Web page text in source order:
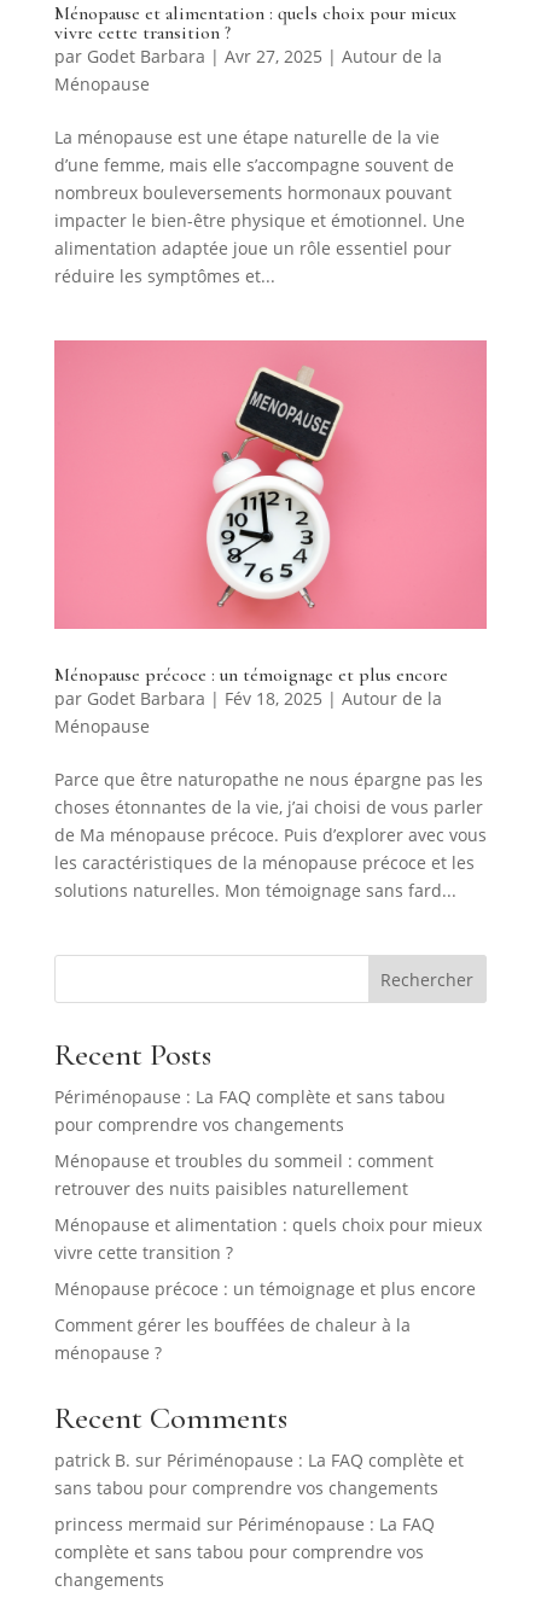
Ménopause et alimentation : quels choix pour mieux
vivre cette transition ?
par Godet Barbara | Avr 27, 2025 | Autour de la
Ménopause
La ménopause est une étape naturelle de la vie
d’une femme, mais elle s’accompagne souvent de
nombreux bouleversements hormonaux pouvant
impacter le bien-être physique et émotionnel. Une
alimentation adaptée joue un rôle essentiel pour
réduire les symptômes et...
Ménopause précoce : un témoignage et plus encore
par Godet Barbara | Fév 18, 2025 | Autour de la
Ménopause
Parce que être naturopathe ne nous épargne pas les
choses étonnantes de la vie, j’ai choisi de vous parler
de Ma ménopause précoce. Puis d’explorer avec vous
les caractéristiques de la ménopause précoce et les
solutions naturelles. Mon témoignage sans fard...
Rechercher
Recent Posts
Périménopause : La FAQ complète et sans tabou
pour comprendre vos changements
Ménopause et troubles du sommeil : comment
retrouver des nuits paisibles naturellement
Ménopause et alimentation : quels choix pour mieux
vivre cette transition ?
Ménopause précoce : un témoignage et plus encore
Comment gérer les bouffées de chaleur à la
ménopause ?
Recent Comments
patrick B. sur Périménopause : La FAQ complète et
sans tabou pour comprendre vos changements
princess mermaid sur Périménopause : La FAQ
complète et sans tabou pour comprendre vos
changements